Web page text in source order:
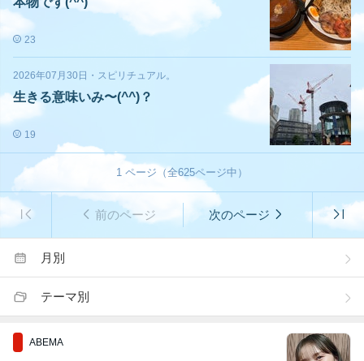
23
2026年07月30日 ・ スピリチュアル。
生きる意味いみ〜(^^)？
19
1 ページ（全625ページ中）
前のページ 次のページ
月別
テーマ別
ABEMA